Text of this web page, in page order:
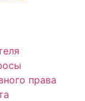
права